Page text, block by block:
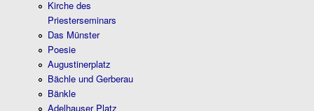
Kirche des
Priesterseminars
Das Münster
Poesie
Augustinerplatz
Bächle und Gerberau
Bänkle
Adelhauser Platz